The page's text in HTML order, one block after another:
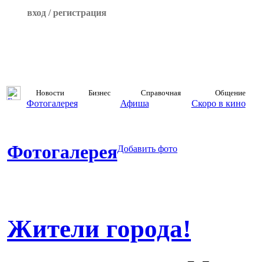
вход / регистрация
Новости Бизнес Справочная Общение
Фотогалерея Афиша Скоро в кино
ФотогалереяДобавить фото
Жители города!